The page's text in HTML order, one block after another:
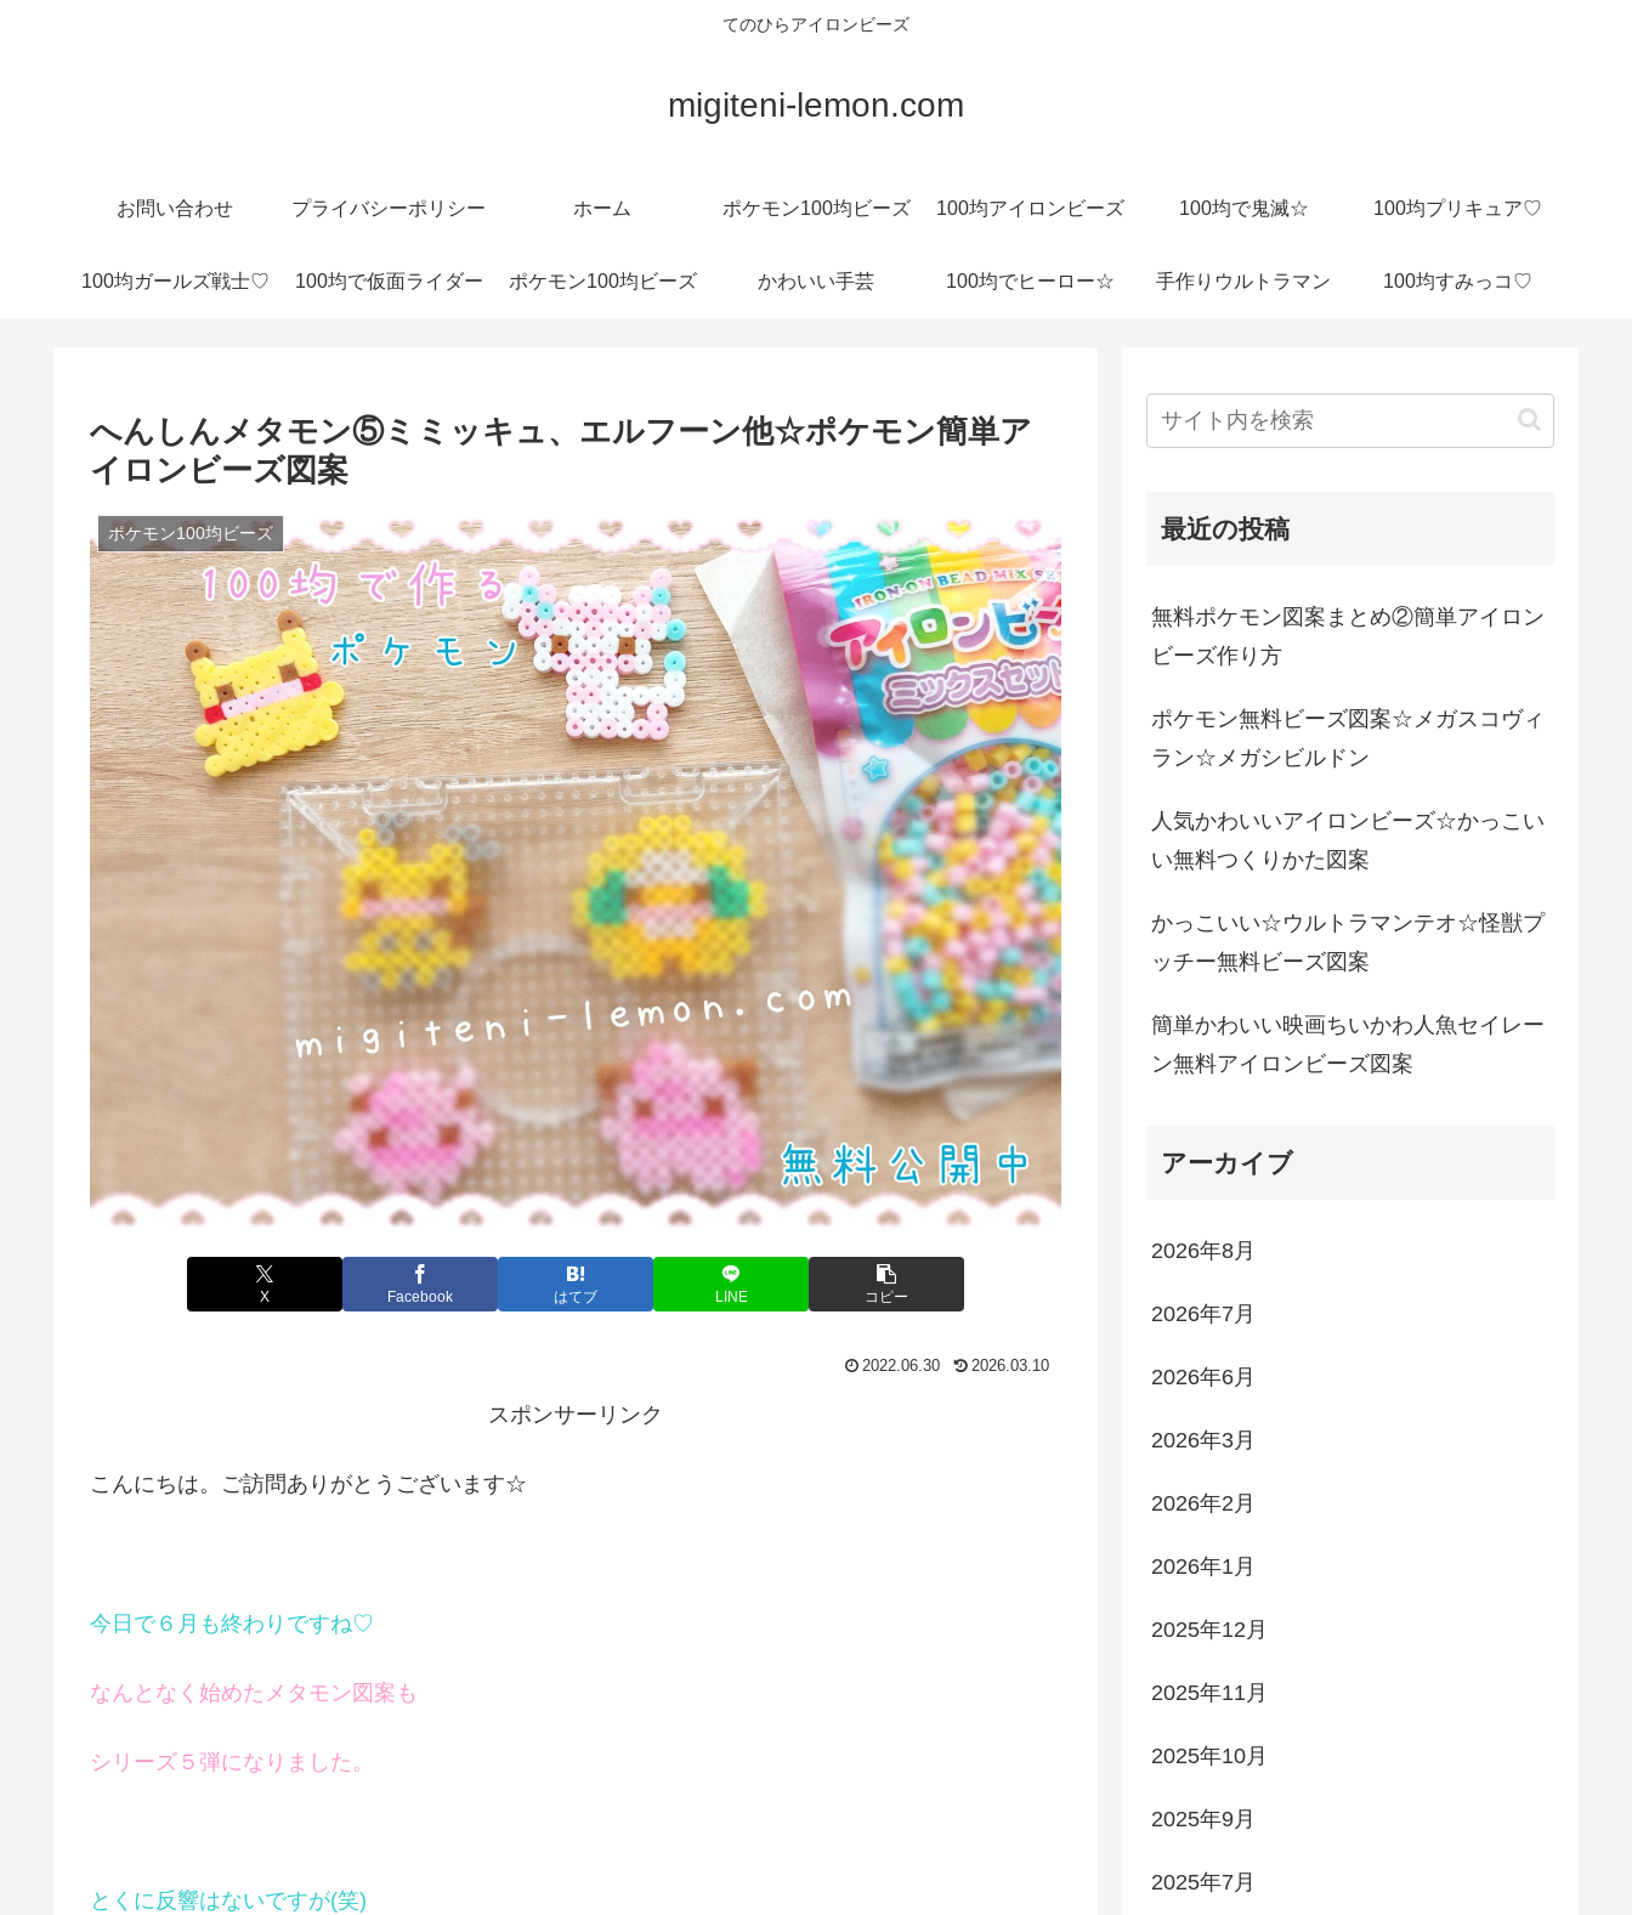
てのひらアイロンビーズ
migiteni-lemon.com
お問い合わせ プライバシーポリシー ホーム ポケモン100均ビーズ 100均アイロンビーズ 100均で鬼滅☆ 100均プリキュア♡
100均ガールズ戦士♡ 100均で仮面ライダー ポケモン100均ビーズ かわいい手芸 100均でヒーロー☆ 手作りウルトラマン 100均すみっコ♡
へんしんメタモン⑤ミミッキュ、エルフーン他☆ポケモン簡単ア
イロンビーズ図案
ポケモン100均ビーズ
X Facebook はてブ LINE コピー
2022.06.30 2026.03.10
スポンサーリンク
こんにちは。ご訪問ありがとうございます☆
今日で６月も終わりですね♡
なんとなく始めたメタモン図案も
シリーズ５弾になりました。
とくに反響はないですが(笑)
最近の投稿
無料ポケモン図案まとめ②簡単アイロン
ビーズ作り方
ポケモン無料ビーズ図案☆メガスコヴィ
ラン☆メガシビルドン
人気かわいいアイロンビーズ☆かっこい
い無料つくりかた図案
かっこいい☆ウルトラマンテオ☆怪獣プ
ッチー無料ビーズ図案
簡単かわいい映画ちいかわ人魚セイレー
ン無料アイロンビーズ図案
アーカイブ
2026年8月
2026年7月
2026年6月
2026年3月
2026年2月
2026年1月
2025年12月
2025年11月
2025年10月
2025年9月
2025年7月